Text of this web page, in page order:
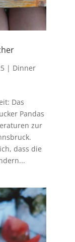
| Dinner
Das
Pandas
zur
dass die